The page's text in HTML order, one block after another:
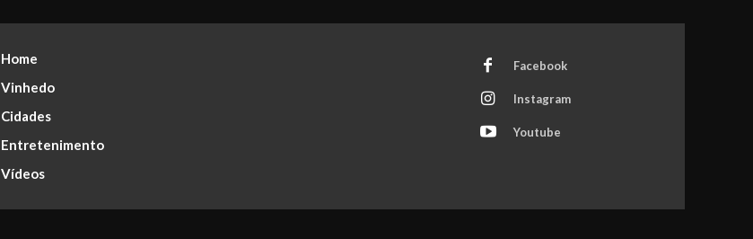
Home
Vinhedo
Cidades
Entretenimento
Vídeos
Facebook
Instagram
Youtube